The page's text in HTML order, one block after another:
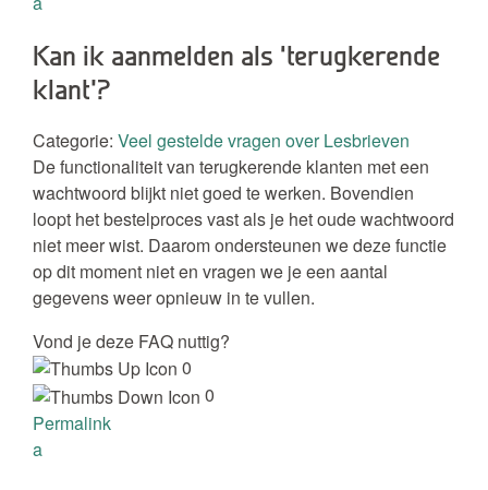
Kan ik aanmelden als ‘terugkerende
klant’?
Categorie: Veel gestelde vragen over Lesbrieven
De functionaliteit van terugkerende klanten met een
wachtwoord blijkt niet goed te werken. Bovendien
loopt het bestelproces vast als je het oude wachtwoord
niet meer wist. Daarom ondersteunen we deze functie
op dit moment niet en vragen we je een aantal
gegevens weer opnieuw in te vullen.
Vond je deze FAQ nuttig?
0
0
Permalink
a